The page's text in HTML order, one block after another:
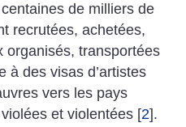
de milliers de
recrutées, achetées,
organisés, transportées
à des visas d’artistes
vers les pays
et violentées [2].